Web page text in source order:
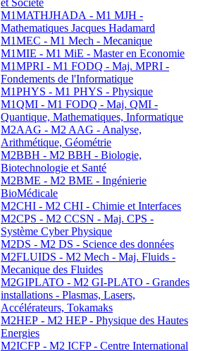
et Société
M1MATHJHADA - M1 MJH -
Mathematiques Jacques Hadamard
M1MEC - M1 Mech - Mecanique
M1MIE - M1 MiE - Master en Economie
M1MPRI - M1 FODQ - Maj. MPRI -
Fondements de l'Informatique
M1PHYS - M1 PHYS - Physique
M1QMI - M1 FODQ - Maj. QMI -
Quantique, Mathematiques, Informatique
M2AAG - M2 AAG - Analyse,
Arithmétique, Géométrie
M2BBH - M2 BBH - Biologie,
Biotechnologie et Santé
M2BME - M2 BME - Ingénierie
BioMédicale
M2CHI - M2 CHI - Chimie et Interfaces
M2CPS - M2 CCSN - Maj. CPS -
Système Cyber Physique
M2DS - M2 DS - Science des données
M2FLUIDS - M2 Mech - Maj. Fluids -
Mecanique des Fluides
M2GIPLATO - M2 GI-PLATO - Grandes
installations - Plasmas, Lasers,
Accélérateurs, Tokamaks
M2HEP - M2 HEP - Physique des Hautes
Energies
M2ICFP - M2 ICFP - Centre International